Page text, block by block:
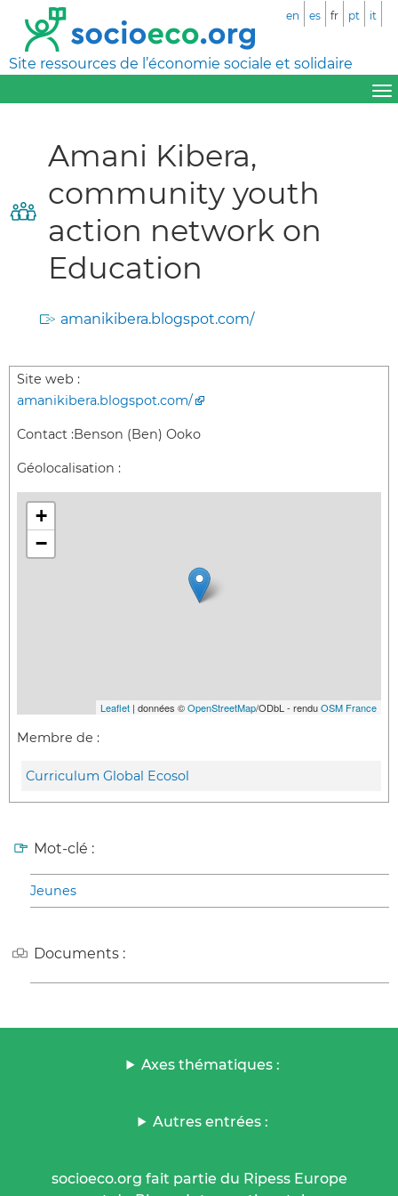
Site ressources de l’économie sociale et solidaire
en es fr pt it
Amani Kibera,
community youth
action network on
Education
amanikibera.blogspot.com/
Site web :
amanikibera.blogspot.com/
Contact :Benson (Ben) Ooko
Géolocalisation :
+
−
Leaflet | données ©OpenStreetMap/ODbL - renduOSM France
Membre de :
Curriculum Global Ecosol
Mot-clé :
Jeunes
Documents :
Axes thématiques :
Autres entrées :
socioeco.org fait partie du Ripess Europe